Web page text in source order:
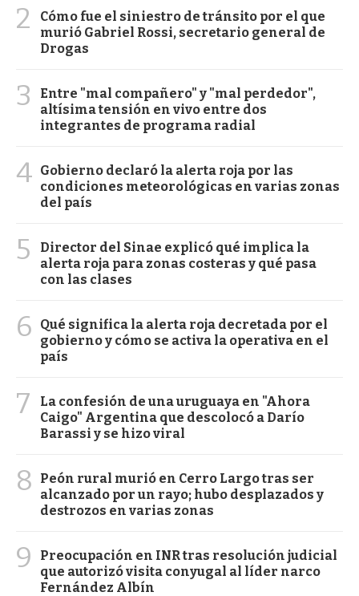
2
Cómo fue el siniestro de tránsito por el que
murió Gabriel Rossi, secretario general de
Drogas
3
Entre "mal compañero" y "mal perdedor",
altísima tensión en vivo entre dos
integrantes de programa radial
4 Gobierno declaró la alerta roja por las
condiciones meteorológicas en varias zonas
del país
5
Director del Sinae explicó qué implica la
alerta roja para zonas costeras y qué pasa
con las clases
6
Qué significa la alerta roja decretada por el
gobierno y cómo se activa la operativa en el
país
7
La confesión de una uruguaya en "Ahora
Caigo" Argentina que descolocó a Darío
Barassi y se hizo viral
8
Peón rural murió en Cerro Largo tras ser
alcanzado por un rayo; hubo desplazados y
destrozos en varias zonas
9
Preocupación en INR tras resolución judicial
que autorizó visita conyugal al líder narco
Fernández Albín